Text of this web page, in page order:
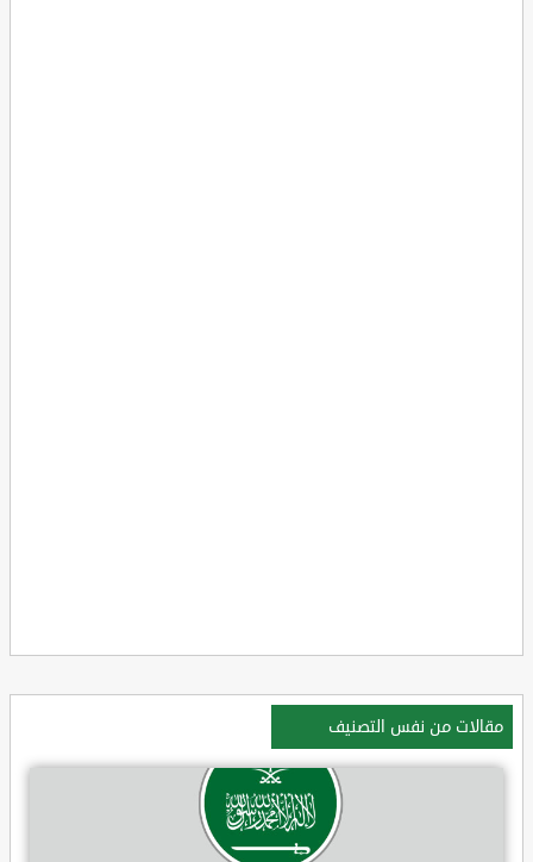
مقالات من نفس التصنيف